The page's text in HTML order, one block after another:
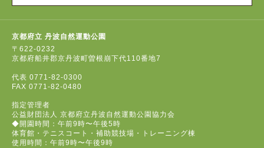
京都府立 丹波自然運動公園
〒622-0232
京都府船井郡京丹波町曽根崩下代110番地7
代表 0771-82-0300
FAX 0771-82-0480
指定管理者
公益財団法人 京都府立丹波自然運動公園協力会
◆開園時間：午前9時〜午後5時
体育館・テニスコート・補助競技場・トレーニング棟
使用時間：午前9時〜午後9時